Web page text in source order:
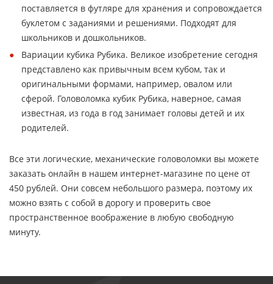
поставляется в футляре для хранения и сопровождается
буклетом с заданиями и решениями. Подходят для
школьников и дошкольников.
Вариации кубика Рубика. Великое изобретение сегодня
представлено как привычным всем кубом, так и
оригинальными формами, например, овалом или
сферой. Головоломка кубик Рубика, наверное, самая
известная, из года в год занимает головы детей и их
родителей.
Все эти логические, механические головоломки вы можете
заказать онлайн в нашем интернет-магазине по цене от
450 рублей. Они совсем небольшого размера, поэтому их
можно взять с собой в дорогу и проверить свое
пространственное воображение в любую свободную
минуту.